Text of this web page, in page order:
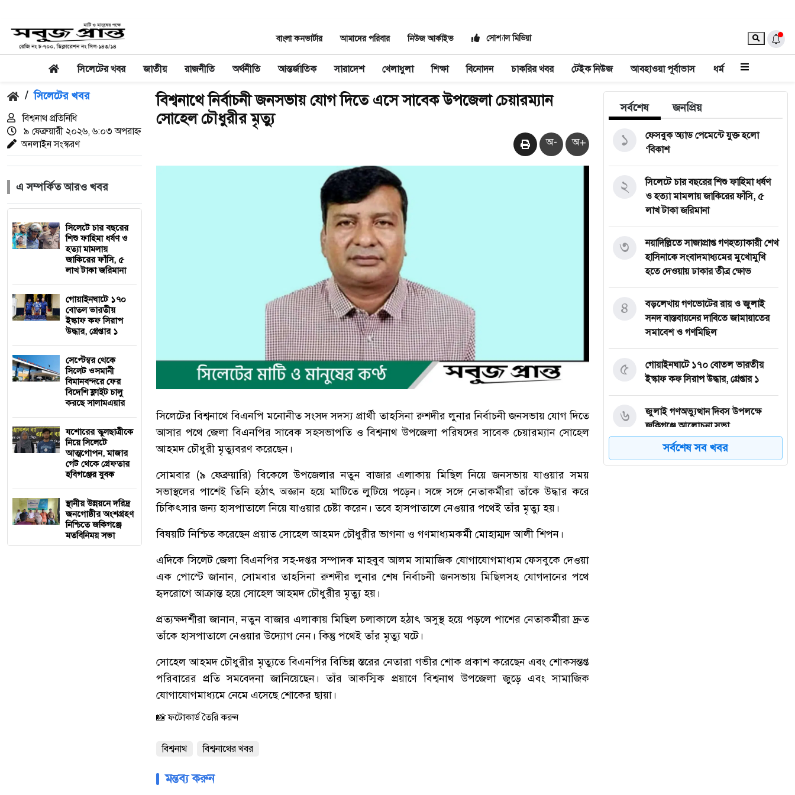
বাংলা কনভার্টার আমাদের পরিবার নিউজ আর্কাইভ সোশ্যাল মিডিয়া
সিলেটের খবর জাতীয় রাজনীতি অর্থনীতি আন্তর্জাতিক সারাদেশ খেলাধুলা শিক্ষা বিনোদন চাকরির খবর টেইক নিউজ আবহাওয়া পূর্বাভাস ধর্ম
/ সিলেটের খবর
বিশ্বনাথ প্রতিনিধি
৯ ফেব্রুয়ারী ২০২৬, ৬:০৩ অপরাহ্ন
অনলাইন সংস্করণ
এ সম্পর্কিত আরও খবর
সিলেটে চার বছরের
শিশু ফাহিমা ধর্ষণ ও
হত্যা মামলায়
জাকিরের ফাঁসি, ৫
লাখ টাকা জরিমানা
গোয়াইনঘাটে ১৭০
বোতল ভারতীয়
ইস্কাফ কফ সিরাপ
উদ্ধার, গ্রেপ্তার ১
সেপ্টেম্বর থেকে
সিলেট ওসমানী
বিমানবন্দরে ফের
বিদেশি ফ্লাইট চালু
করছে সালামএয়ার
যশোরের স্কুলছাত্রীকে
নিয়ে সিলেটে
আত্মগোপন, মাজার
গেট থেকে গ্রেফতার
হবিগঞ্জের যুবক
স্থানীয় উন্নয়নে দরিদ্র
জনগোষ্ঠীর অংশগ্রহণ
নিশ্চিতে জকিগঞ্জে
মতবিনিময় সভা
বিশ্বনাথে নির্বাচনী জনসভায় যোগ দিতে এসে সাবেক উপজেলা চেয়ারম্যান
সোহেল চৌধুরীর মৃত্যু
অ- অ+
সিলেটের বিশ্বনাথে বিএনপি মনোনীত সংসদ সদস্য প্রার্থী তাহসিনা রুশদীর লুনার নির্বাচনী জনসভায় যোগ দিতে
আসার পথে জেলা বিএনপির সাবেক সহসভাপতি ও বিশ্বনাথ উপজেলা পরিষদের সাবেক চেয়ারম্যান সোহেল
আহমদ চৌধুরী মৃত্যুবরণ করেছেন।
সোমবার (৯ ফেব্রুয়ারি) বিকেলে উপজেলার নতুন বাজার এলাকায় মিছিল নিয়ে জনসভায় যাওয়ার সময়
সভাস্থলের পাশেই তিনি হঠাৎ অজ্ঞান হয়ে মাটিতে লুটিয়ে পড়েন। সঙ্গে সঙ্গে নেতাকর্মীরা তাঁকে উদ্ধার করে
চিকিৎসার জন্য হাসপাতালে নিয়ে যাওয়ার চেষ্টা করেন। তবে হাসপাতালে নেওয়ার পথেই তাঁর মৃত্যু হয়।
বিষয়টি নিশ্চিত করেছেন প্রয়াত সোহেল আহমদ চৌধুরীর ভাগনা ও গণমাধ্যমকর্মী মোহাম্মদ আলী শিপন।
এদিকে সিলেট জেলা বিএনপির সহ-দপ্তর সম্পাদক মাহবুব আলম সামাজিক যোগাযোগমাধ্যম ফেসবুকে দেওয়া
এক পোস্টে জানান, সোমবার তাহসিনা রুশদীর লুনার শেষ নির্বাচনী জনসভায় মিছিলসহ যোগদানের পথে
হৃদরোগে আক্রান্ত হয়ে সোহেল আহমদ চৌধুরীর মৃত্যু হয়।
প্রত্যক্ষদর্শীরা জানান, নতুন বাজার এলাকায় মিছিল চলাকালে হঠাৎ অসুস্থ হয়ে পড়লে পাশের নেতাকর্মীরা দ্রুত
তাঁকে হাসপাতালে নেওয়ার উদ্যোগ নেন। কিন্তু পথেই তাঁর মৃত্যু ঘটে।
সোহেল আহমদ চৌধুরীর মৃত্যুতে বিএনপির বিভিন্ন স্তরের নেতারা গভীর শোক প্রকাশ করেছেন এবং শোকসন্তপ্ত
পরিবারের প্রতি সমবেদনা জানিয়েছেন। তাঁর আকস্মিক প্রয়াণে বিশ্বনাথ উপজেলা জুড়ে এবং সামাজিক
যোগাযোগমাধ্যমে নেমে এসেছে শোকের ছায়া।
📸 ফটোকার্ড তৈরি করুন
বিশ্বনাথ বিশ্বনাথের খবর
মন্তব্য করুন
সর্বশেষ জনপ্রিয়
ফেসবুক অ্যাড পেমেন্টে যুক্ত হলো
‘বিকাশ
১
সিলেটে চার বছরের শিশু ফাহিমা ধর্ষণ
ও হত্যা মামলায় জাকিরের ফাঁসি, ৫
লাখ টাকা জরিমানা
২
নয়াদিল্লিতে সাজাপ্রাপ্ত গণহত্যাকারী শেখ
হাসিনাকে সংবাদমাধ্যমের মুখোমুখি
হতে দেওয়ায় ঢাকার তীব্র ক্ষোভ
৩
বড়লেখায় গণভোটের রায় ও জুলাই
সনদ বাস্তবায়নের দাবিতে জামায়াতের
সমাবেশ ও গণমিছিল
৪
গোয়াইনঘাটে ১৭০ বোতল ভারতীয়
ইস্কাফ কফ সিরাপ উদ্ধার, গ্রেপ্তার ১
৫
জুলাই গণঅভ্যুত্থান দিবস উপলক্ষে
জকিগঞ্জে আলোচনা সভা
৬
জকিগঞ্জে নিরাপদ ও টেকসই কৃষি
৭
সর্বশেষ সব খবর